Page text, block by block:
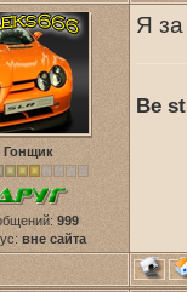
Гонщик
999
вне сайта
Я за
Be